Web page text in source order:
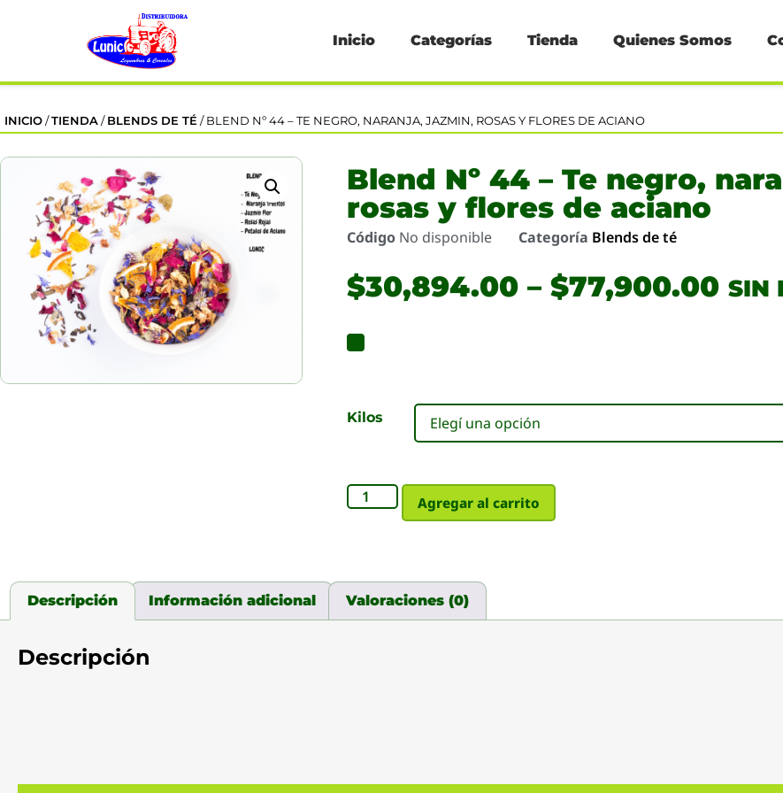
Inicio Categorías Tienda Quienes Somos
INICIO /TIENDA / BLENDS DE TÉ / BLEND Nº 44 – TE NEGRO, NARANJA, JAZMIN, ROSAS Y FLORES DE ACIANO
Blend Nº 44 – Te negro,
rosas y flores de aciano
Código No disponible Categoría Blends de té
$30,894.00 – $77,900.00 SIN
Kilos
Agregar al carrito
Descripción Información adicional Valoraciones (0)
Descripción